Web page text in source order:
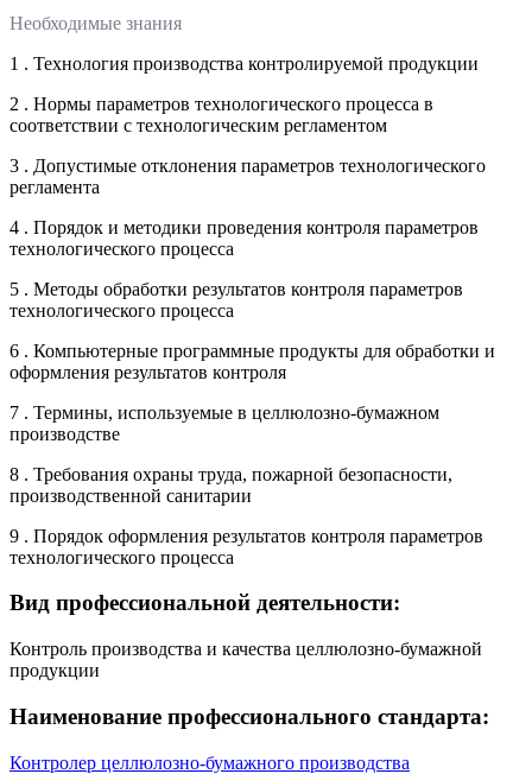
Необходимые знания
1 . Технология производства контролируемой продукции
2 . Нормы параметров технологического процесса в
соответствии с технологическим регламентом
3 . Допустимые отклонения параметров технологического
регламента
4 . Порядок и методики проведения контроля параметров
технологического процесса
5 . Методы обработки результатов контроля параметров
технологического процесса
6 . Компьютерные программные продукты для обработки и
оформления результатов контроля
7 . Термины, используемые в целлюлозно-бумажном
производстве
8 . Требования охраны труда, пожарной безопасности,
производственной санитарии
9 . Порядок оформления результатов контроля параметров
технологического процесса
Вид профессиональной деятельности:
Контроль производства и качества целлюлозно-бумажной
продукции
Наименование профессионального стандарта:
Контролер целлюлозно-бумажного производства